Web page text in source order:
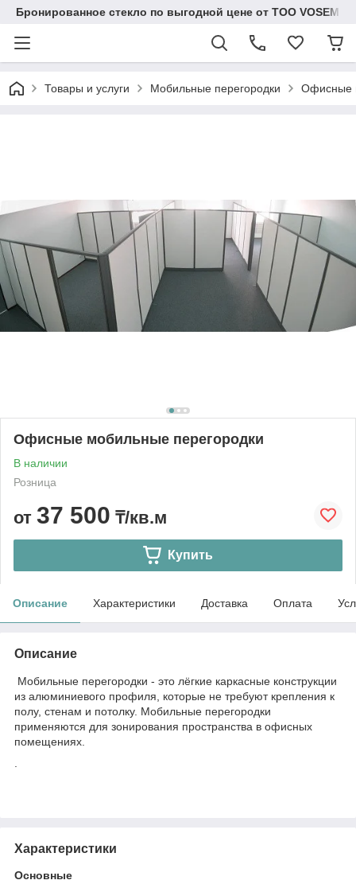
Бронированное стекло по выгодной цене от ТОО VOSEM
Товары и услуги Мобильные перегородки Офисные
Офисные мобильные перегородки
В наличии
Розница
от 37 500 ₸/кв.м
Купить
Описание Характеристики Доставка Оплата
Описание
Мобильные перегородки - это лёгкие каркасные конструкции
из алюминиевого профиля, которые не требуют крепления к
полу, стенам и потолку. Мобильные перегородки
применяются для зонирования пространства в офисных
помещениях.
Характеристики
Основные